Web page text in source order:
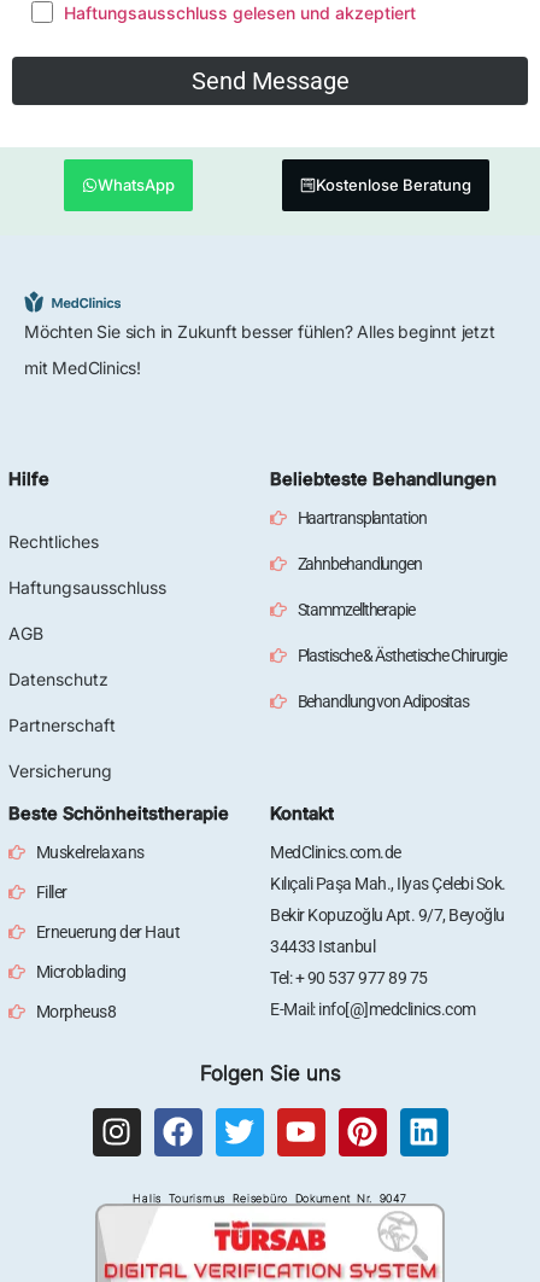
Haftungsausschluss gelesen und akzeptiert
WhatsApp Kostenlose Beratung
Möchten Sie sich in Zukunft besser fühlen? Alles beginnt jetzt
mit MedClinics!
Hilfe
Rechtliches
Haftungsausschluss
AGB
Datenschutz
Partnerschaft
Versicherung
Beliebteste Behandlungen
Haartransplantation
Zahnbehandlungen
Stammzelltherapie
Plastische & Ästhetische Chirurgie
Behandlung von Adipositas
Beste Schönheitstherapie
Muskelrelaxans
Filler
Erneuerung der Haut
Microblading
Morpheus8
Kontakt
MedClinics.com.de
Kılıçali Paşa Mah., Ilyas Çelebi Sok.
Bekir Kopuzoğlu Apt. 9/7, Beyoğlu
34433 Istanbul
Tel: + 90 537 977 89 75
E-Mail: info[@]medclinics.com
Folgen Sie uns
I
n
t
g
F
a
e
o
T
w
t
t
e
Y
o
t
u
b
P
i
t
e
r
L
i
k
e
d
Halis Tourismus Reisebüro Dokument Nr. 9047